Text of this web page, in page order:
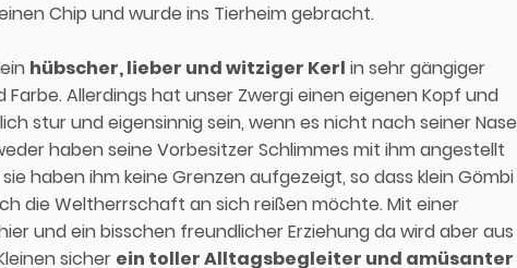
Chip und wurde ins Tierheim gebracht.
hübscher, lieber und witziger Kerl in sehr gängiger
Farbe. Allerdings hat unser Zwergi einen eigenen Kopf und
stur und eigensinnig sein, wenn es nicht nach seiner Nase
haben seine Vorbesitzer Schlimmes mit ihm angestellt
haben ihm keine Grenzen aufgezeigt, so dass klein Gömbi
die Weltherrschaft an sich reißen möchte. Mit einer
und ein bisschen freundlicher Erziehung da wird aber aus
sicher ein toller Alltagsbegleiter und amüsanter